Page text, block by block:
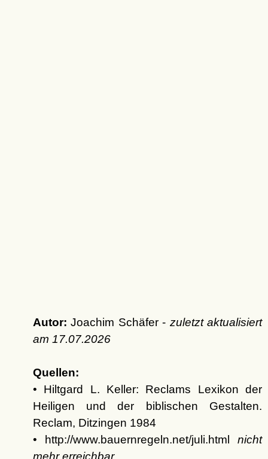
Autor: Joachim Schäfer - zuletzt aktualisiert
am 17.07.2026
Quellen:
• Hiltgard L. Keller: Reclams Lexikon der
Heiligen und der biblischen Gestalten.
Reclam, Ditzingen 1984
• http://www.bauernregeln.net/juli.html nicht
mehr erreichbar